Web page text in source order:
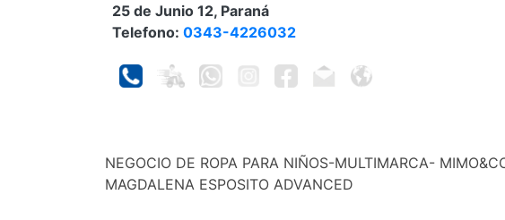
25 de Junio 12, Paraná
Telefono: 0343-4226032
NEGOCIO DE ROPA PARA NIÑOS-MULTIMARCA-
MAGDALENA ESPOSITO ADVANCED